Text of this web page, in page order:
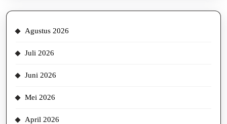
Agustus 2026
Juli 2026
Juni 2026
Mei 2026
April 2026